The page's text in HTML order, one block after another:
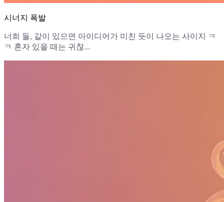
시너지 폭발
너희 둘, 같이 있으면 아이디어가 미친 듯이 나오는 사이지 ㅋ
ㅋ 혼자 있을 때는 귀찮...